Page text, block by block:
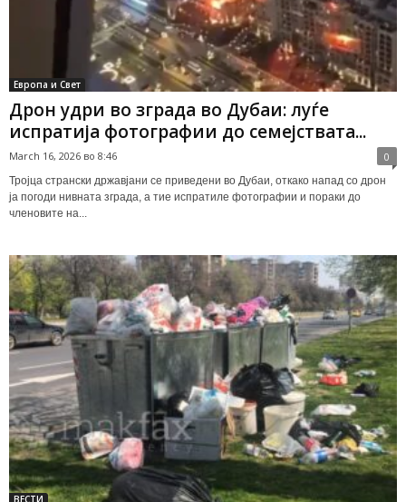
Европа и Свет
Дрон удри во зграда во Дубаи: луѓе
испратија фотографии до семејствата...
March 16, 2026 во 8:46 0
Тројца странски државјани се приведени во Дубаи, откако напад со дрон
ја погоди нивната зграда, а тие испратиле фотографии и пораки до
членовите на...
ВЕСТИ